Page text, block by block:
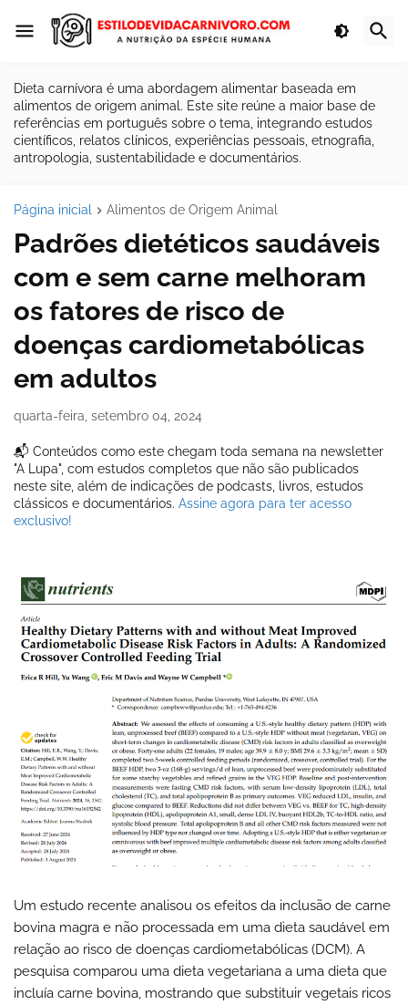
Dieta carnívora é uma abordagem alimentar baseada em
alimentos de origem animal. Este site reúne a maior base de
referências em português sobre o tema, integrando estudos
científicos, relatos clínicos, experiências pessoais, etnografia,
antropologia, sustentabilidade e documentários.
Página inicial Alimentos de Origem Animal
Padrões dietéticos saudáveis ​​
com e sem carne melhoram
os fatores de risco de
doenças cardiometabólicas
em adultos
quarta-feira, setembro 04, 2024
📬 Conteúdos como este chegam toda semana na newsletter
"A Lupa", com estudos completos que não são publicados
neste site, além de indicações de podcasts, livros, estudos
clássicos e documentários. Assine agora para ter acesso
exclusivo!
Um estudo recente analisou os efeitos da inclusão de carne
bovina magra e não processada em uma dieta saudável em
relação ao risco de doenças cardiometabólicas (DCM). A
pesquisa comparou uma dieta vegetariana a uma dieta que
incluía carne bovina, mostrando que substituir vegetais ricos